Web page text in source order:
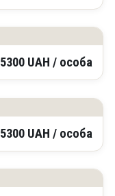
5300 UAH / особа
5300 UAH / особа